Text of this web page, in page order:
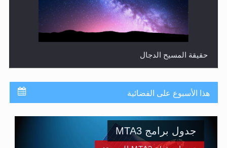
حقيقة المسيح الدجال
هذا الأسبوع على الفضائية
ترددات قناة MTA3 العربية: